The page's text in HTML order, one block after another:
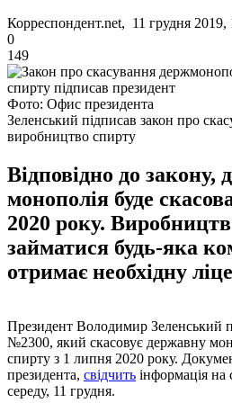
Корреспондент.net, 11 грудня 2019,
0
149
Фото: Офис президента
Зеленський підписав закон про
виробництво спирту
Відповідно до закону,
монополія буде
2020 року.
займатися будь-яка
отримає необхідну
Президент Володимир Зеленський
№2300, який скасовує державну
спирту з 1 липня 2020 року.
президента, свідчить інформація на
середу, 11 грудня.